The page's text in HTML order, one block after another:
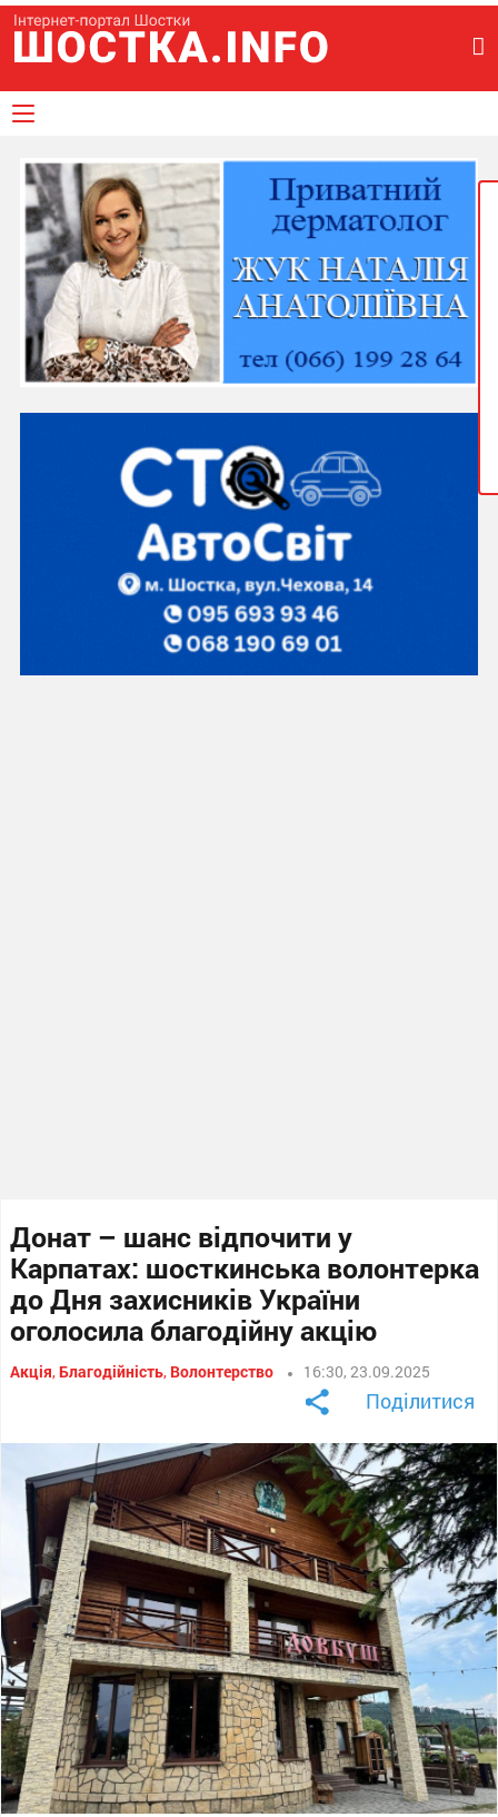
Донат – шанс відпочити у
Карпатах: шосткинська волонтерка
до Дня захисників України
оголосила благодійну акцію
Акція,Благодійність, Волонтерство 16:30, 23.09.2025
Поділитися